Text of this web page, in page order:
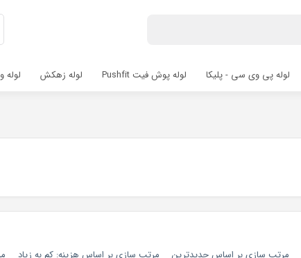
لوله پی وی سی - پلیکا لوله پوش فیت Pushfit لوله زهکش لوله
مرتب سازی بر اساس جدیدترین مرتب سازی بر اساس هزینه: کم به زیاد